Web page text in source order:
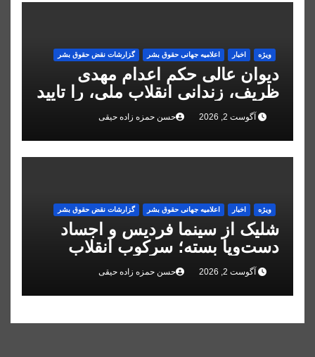
ویژه اخبار اعلاميه جهانی حقوق بشر گزارشات نقض حقوق بشر
دیوان عالی حکم اعدام مهدی
ظریف، زندانی انقلاب ملی، را تایید
کردآگوست 2, 2026 حسن حمزه زاده حیقی
ویژه اخبار اعلاميه جهانی حقوق بشر گزارشات نقض حقوق بشر
شلیک از سینما فردیس و اجساد
دست‌وپا بسته؛ سرکوب انقلاب
ملی در البرز
آگوست 2, 2026 حسن حمزه زاده حیقی